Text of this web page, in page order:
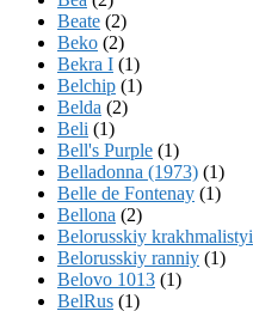
Beate (2)
Beko (2)
Bekra I (1)
Belchip (1)
Belda (2)
Beli (1)
Bell's Purple (1)
Belladonna (1973) (1)
Belle de Fontenay (1)
Bellona (2)
Belorusskiy krakhmalistyi
Belorusskiy ranniy (1)
Belovo 1013 (1)
BelRus (1)